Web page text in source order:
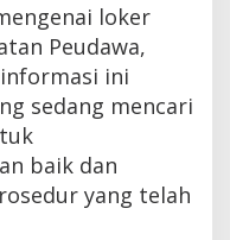
loker
Peudawa,
informasi ini
sedang mencari
baik dan
yang telah